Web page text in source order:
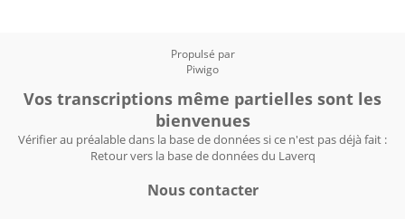
Propulsé par
Piwigo
Vos transcriptions même partielles sont les
bienvenues
Vérifier au préalable dans la base de données si ce n'est pas déjà fait :
Retour vers la base de données du Laverq
Nous contacter